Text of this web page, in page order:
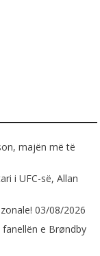
majën më të
i UFC-së, Allan
03/08/2026
e Brøndby